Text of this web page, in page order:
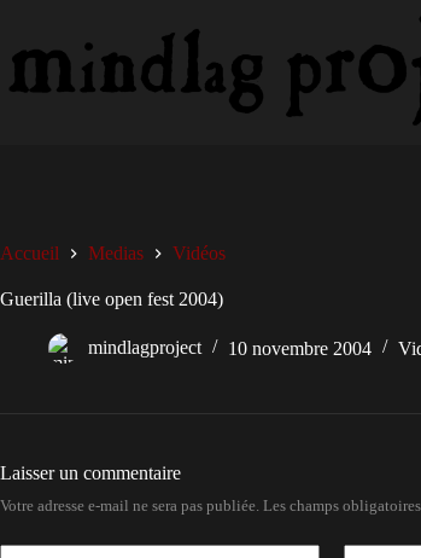
contenu
Accueil Medias Vidéos
Guerilla (live open fest 2004)
mindlagproject 10 novembre 2004
Laisser un commentaire
Votre adresse e-mail ne sera pas publiée. Les champs